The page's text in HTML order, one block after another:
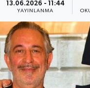
13.06.2026 - 11:44
YAYINLANMA